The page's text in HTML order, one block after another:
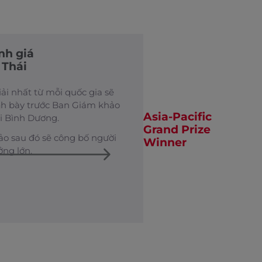
giá
nhất từ mỗi quốc gia sẽ
bày trước Ban Giám khảo
Bình Dương.
sau đó sẽ công bố người
lớn.
Asia-Pacific
Grand Prize
Winner